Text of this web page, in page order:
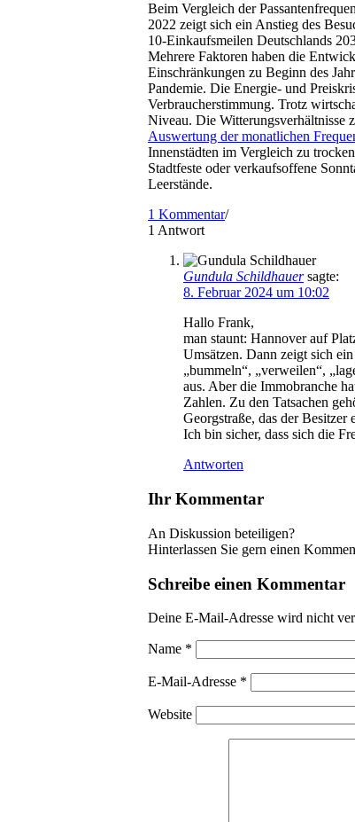
Beim Vergleich der
2022 zeigt sich ein Anstieg des
10-Einkaufsmeilen Deutschlands
Mehrere Faktoren haben die
Einschränkungen zu Beginn des
Pandemie. Die Energie- und
Verbraucherstimmung. Trotz
Niveau. Die Witterungsverhältnisse
Auswertung der monatlichen
Innenstädten im Vergleich zu
Stadtfeste oder verkaufsoffene
Leerstände.
1 Kommentar/
1 Antwort
Gundula Schildhauer sagte:
8. Februar 2024 um 10:02
Hallo Frank,
man staunt: Hannover auf
Umsätzen. Dann zeigt sich
„bummeln“, „verweilen“,
aus. Aber die Immobranche
Zahlen. Zu den Tatsachen
Georgstraße, das der Besitzer
Ich bin sicher, dass sich die
Antworten
Ihr Kommentar
An Diskussion beteiligen?
Hinterlassen Sie gern einen
Schreibe einen Kommentar
Deine E-Mail-Adresse wird nicht
Name *
E-Mail-Adresse *
Website